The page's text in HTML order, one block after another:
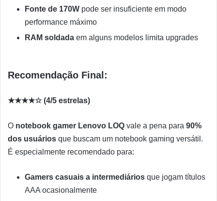
Fonte de 170W pode ser insuficiente em modo
performance máximo
RAM soldada em alguns modelos limita upgrades
Recomendação Final:
★★★★☆ (4/5 estrelas)
O notebook gamer Lenovo LOQ vale a pena para 90%
dos usuários que buscam um notebook gaming versátil.
É especialmente recomendado para:
Gamers casuais a intermediários que jogam títulos
AAA ocasionalmente